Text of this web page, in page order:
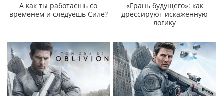
А как ты работаешь со
временем и следуешь Силе?
«Грань будущего»: как
дрессируют искаженную
логику